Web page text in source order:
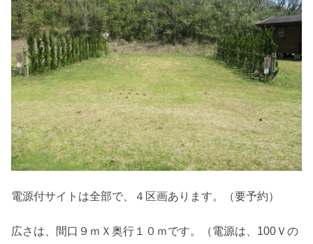
電源付サイトは全部で、４区画あります。（要予約）
広さは、間口９ｍＸ奥行１０ｍです。（電源は、100Ｖの